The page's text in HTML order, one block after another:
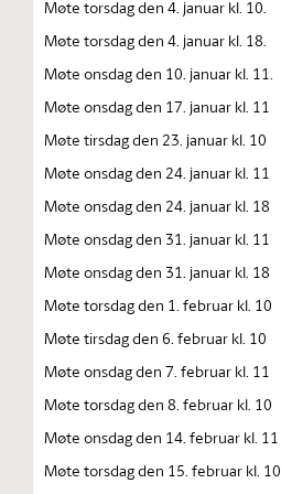
Møte torsdag den 4. januar kl. 10.
Møte torsdag den 4. januar kl. 18.
Møte onsdag den 10. januar kl. 11.
Møte onsdag den 17. januar kl. 11
Møte tirsdag den 23. januar kl. 10
Møte onsdag den 24. januar kl. 11
Møte onsdag den 24. januar kl. 18
Møte onsdag den 31. januar kl. 11
Møte onsdag den 31. januar kl. 18
Møte torsdag den 1. februar kl. 10
Møte tirsdag den 6. februar kl. 10
Møte onsdag den 7. februar kl. 11
Møte torsdag den 8. februar kl. 10
Møte onsdag den 14. februar kl. 11
Møte torsdag den 15. februar kl. 10